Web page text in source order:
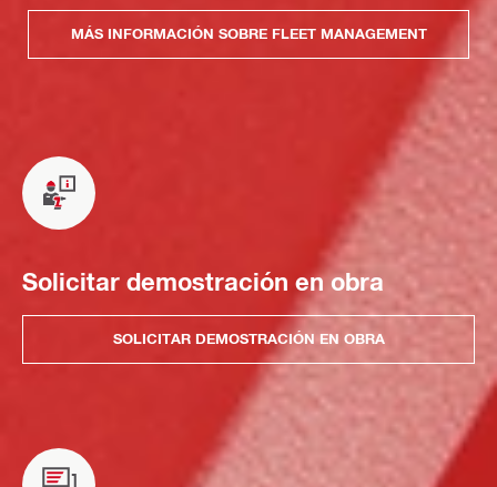
MÁS INFORMACIÓN SOBRE FLEET MANAGEMENT
Solicitar demostración en obra
SOLICITAR DEMOSTRACIÓN EN OBRA